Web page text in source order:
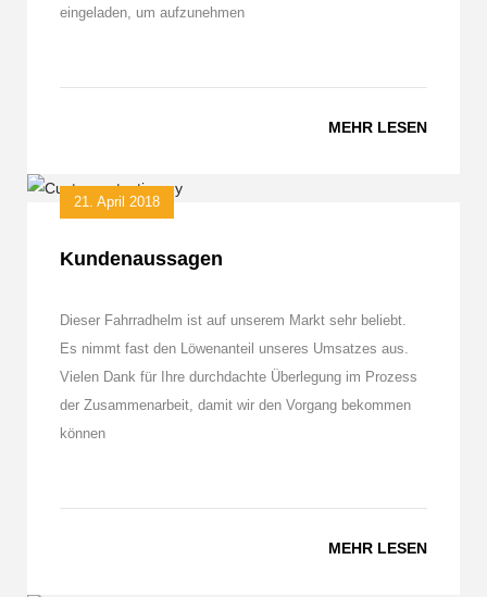
eingeladen, um aufzunehmen
MEHR LESEN
21. April 2018
Kundenaussagen
Dieser Fahrradhelm ist auf unserem Markt sehr beliebt.
Es nimmt fast den Löwenanteil unseres Umsatzes aus.
Vielen Dank für Ihre durchdachte Überlegung im Prozess
der Zusammenarbeit, damit wir den Vorgang bekommen
können
MEHR LESEN